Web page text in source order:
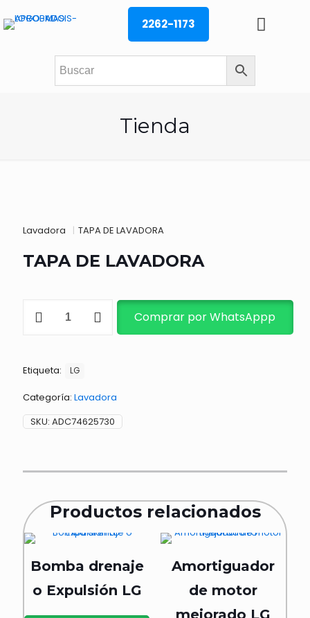
2262-1173
Tienda
Lavadora | TAPA DE LAVADORA
TAPA DE LAVADORA
Comprar por WhatsAppp
Etiqueta: LG
Categoría: Lavadora
SKU: ADC74625730
Productos relacionados
Bomba drenaje
o Expulsión LG
Amortiguador
de motor
mejorado LG